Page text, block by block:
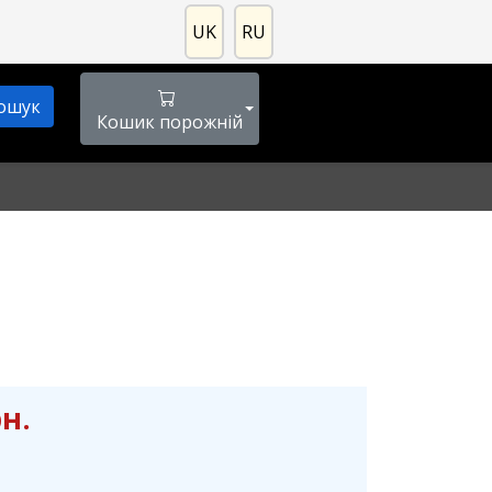
UK RU
Кошик порожній